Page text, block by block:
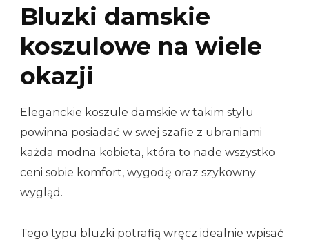
Bluzki damskie
koszulowe na wiele
okazji
Eleganckie koszule damskie w takim stylu
powinna posiadać w swej szafie z ubraniami
każda modna kobieta, która to nade wszystko
ceni sobie komfort, wygodę oraz szykowny
wygląd.
Tego typu bluzki potrafią wręcz idealnie wpisać